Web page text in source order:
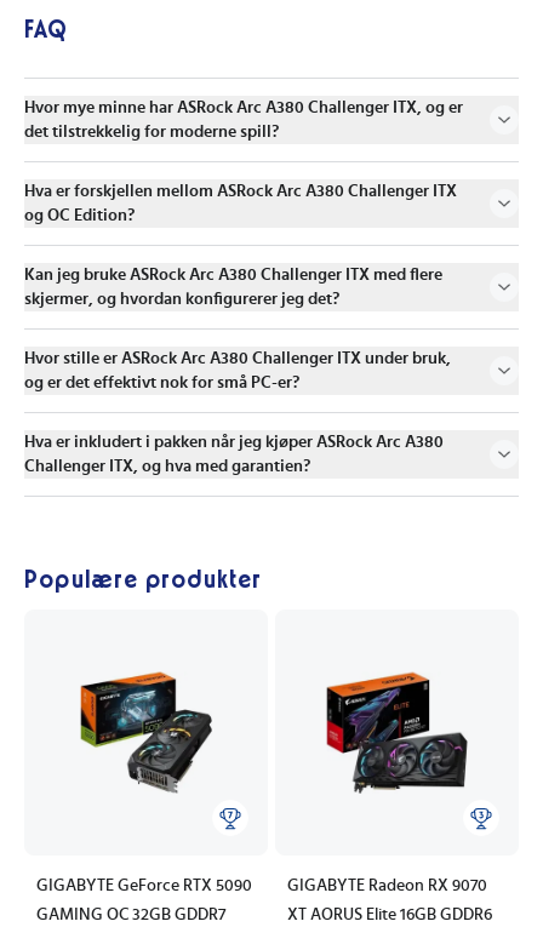
FAQ
Hvor mye minne har ASRock Arc A380 Challenger ITX, og er
det tilstrekkelig for moderne spill?
Hva er forskjellen mellom ASRock Arc A380 Challenger ITX
og OC Edition?
Kan jeg bruke ASRock Arc A380 Challenger ITX med flere
skjermer, og hvordan konfigurerer jeg det?
Hvor stille er ASRock Arc A380 Challenger ITX under bruk,
og er det effektivt nok for små PC-er?
Hva er inkludert i pakken når jeg kjøper ASRock Arc A380
Challenger ITX, og hva med garantien?
Populære produkter
GIGABYTE GeForce RTX 5090
GAMING OC 32GB GDDR7
GIGABYTE Radeon RX 9070
XT AORUS Elite 16GB GDDR6